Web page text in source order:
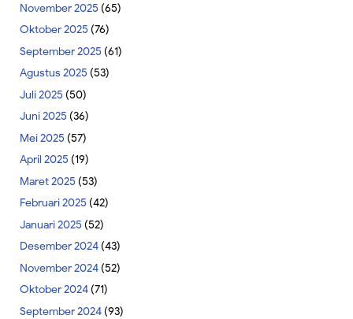
November 2025 (65)
Oktober 2025 (76)
September 2025 (61)
Agustus 2025 (53)
Juli 2025 (50)
Juni 2025 (36)
Mei 2025 (57)
April 2025 (19)
Maret 2025 (53)
Februari 2025 (42)
Januari 2025 (52)
Desember 2024(43)
November 2024(52)
Oktober 2024(71)
September 2024(93)